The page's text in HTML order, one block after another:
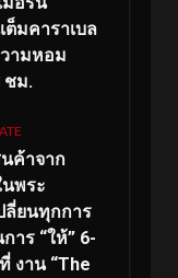
ต็มคาราเบล
วามหอม
ชม.
ค้าจาก
พระ
ลี่ยนทุกการ
าร “ให้” 6-
งาน “The